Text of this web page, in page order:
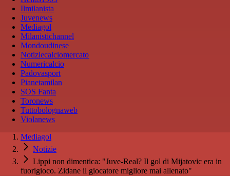
Ilmilanista
Juvenews
Mediagol
Milanistichannel
Mondoudinese
Notiziecalciomercato
Numericalcio
Padovasport
Pianetamilan
SOS Fanta
Toronews
Tuttobolognaweb
Violanews
Mediagol
Notizie
Lippi non dimentica: "Juve-Real? Il gol di Mijatovic era in
fuorigioco. Zidane il giocatore migliore mai allenato"